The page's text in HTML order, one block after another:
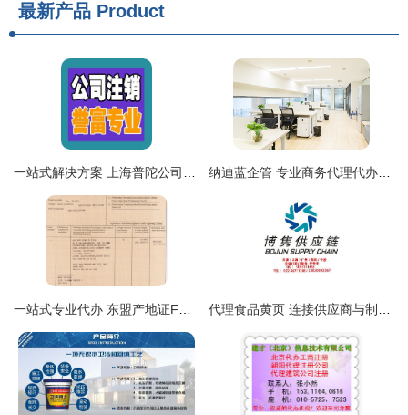
最新产品 Product